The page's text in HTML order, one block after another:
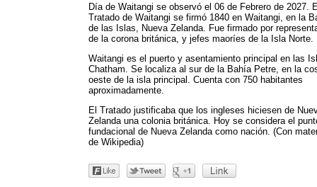
Día de Waitangi se observó el 06 de Febrero de 2027.
Tratado de Waitangi se firmó 1840 en Waitangi, en la
de las Islas, Nueva Zelanda. Fue firmado por
de la corona británica, y jefes maoríes de la Isla Norte.
Waitangi es el puerto y asentamiento principal en las
Chatham. Se localiza al sur de la Bahía Petre, en la
oeste de la isla principal. Cuenta con 750 habitantes
aproximadamente.
El Tratado justificaba que los ingleses hiciesen de
Zelanda una colonia británica. Hoy se considera el
fundacional de Nueva Zelanda como nación. (Con
de Wikipedia)